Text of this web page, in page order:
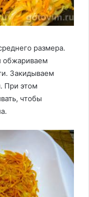
размера.
обжариваем
Закидываем
При этом
чтобы